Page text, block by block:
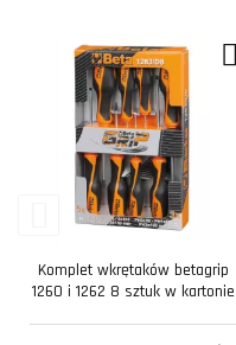
Komplet wkrętaków betagrip
1260 i 1262 8 sztuk w kartonie